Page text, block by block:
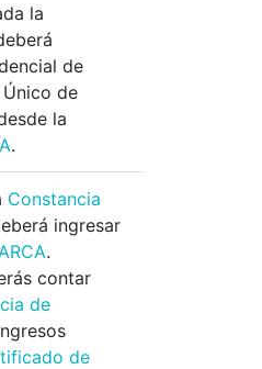
la
de
de
la
.
Constancia
ingresar
.
contar
de
de